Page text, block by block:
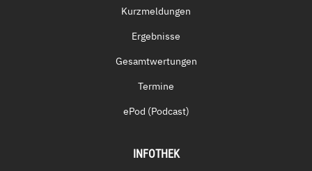
Kurzmeldungen
Ergebnisse
Gesamtwertungen
Termine
ePod (Podcast)
INFOTHEK